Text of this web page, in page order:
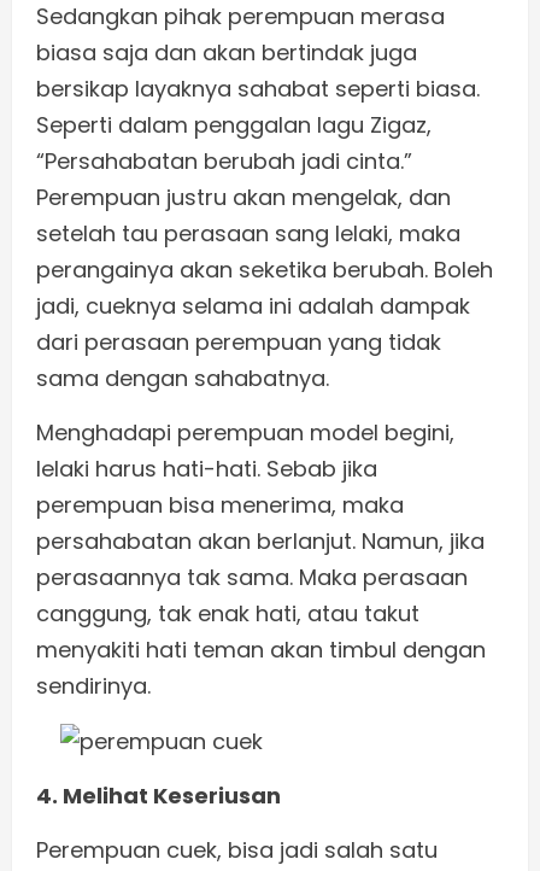
Sedangkan pihak perempuan merasa
biasa saja dan akan bertindak juga
bersikap layaknya sahabat seperti biasa.
Seperti dalam penggalan lagu Zigaz,
“Persahabatan berubah jadi cinta.”
Perempuan justru akan mengelak, dan
setelah tau perasaan sang lelaki, maka
perangainya akan seketika berubah. Boleh
jadi, cueknya selama ini adalah dampak
dari perasaan perempuan yang tidak
sama dengan sahabatnya.
Menghadapi perempuan model begini,
lelaki harus hati-hati. Sebab jika
perempuan bisa menerima, maka
persahabatan akan berlanjut. Namun, jika
perasaannya tak sama. Maka perasaan
canggung, tak enak hati, atau takut
menyakiti hati teman akan timbul dengan
sendirinya.
4. Melihat Keseriusan
Perempuan cuek, bisa jadi salah satu